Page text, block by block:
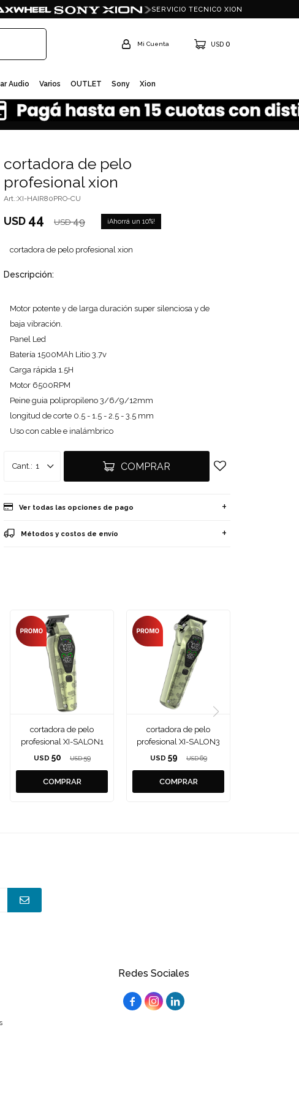
Car Audio Varios OUTLET Sony Xion
USD 0
SERVICIO TECNICO XION
cortadora de pelo
profesional xion
XI-HAIR80PRO-CU
USD 44 USD 49 10
cortadora de pelo profesional xion
Descripción:
Motor potente y de larga duración super silenciosa y de
baja vibración.
Panel Led
Batería 1500MAh Litio 3.7v
Carga rápida 1.5H
Motor 6500RPM
Peine guia polipropileno 3/6/9/12mm
longitud de corte 0.5 - 1.5 - 2.5 - 3.5 mm
Uso con cable e inalámbrico
1 COMPRAR
Ver todas las opciones de pago
Métodos y costos de envío
cortadora de pelo
profesional XI-SALON1
USD 50 USD 59
cortadora de pelo
profesional XI-SALON3
USD 59 USD 69
Redes Sociales
  